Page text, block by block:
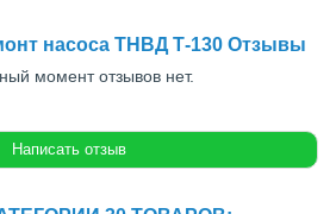
насоса ТНВД Т-130 Отзывы
момент отзывов нет.